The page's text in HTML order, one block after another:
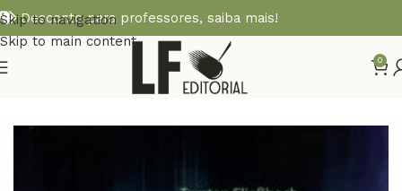
Skip to navigation
Skip to main content
Desconto para professores, saiba mais!
0
Início